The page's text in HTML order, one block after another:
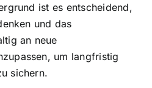
ist es entscheidend,
und das
an neue
um langfristig
sichern.